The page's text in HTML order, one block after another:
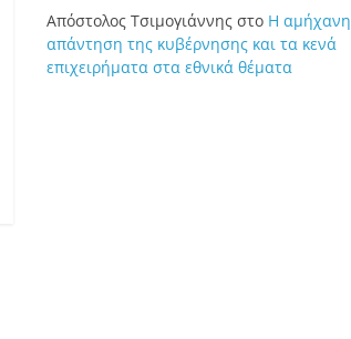
Απόστολος Τσιμογιάννης στο Η αμήχανη
απάντηση της κυβέρνησης και τα κενά
επιχειρήματα στα εθνικά θέματα